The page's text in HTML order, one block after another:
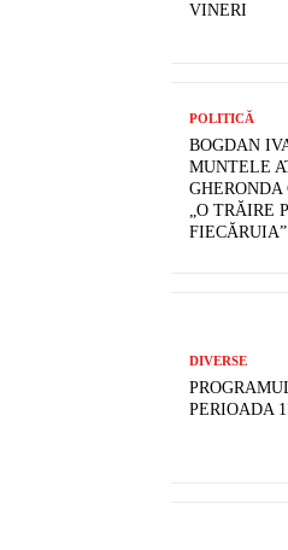
VINERI
POLITICĂ
BOGDAN
MUNTELE
GHERONDA
„O TRĂIRE
FIECĂRUIA”
DIVERSE
PERIOADA